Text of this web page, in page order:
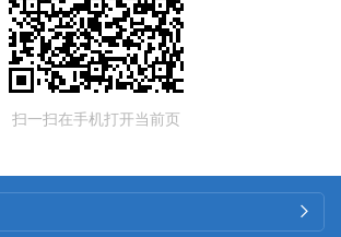
扫一扫在手机打开当前页
